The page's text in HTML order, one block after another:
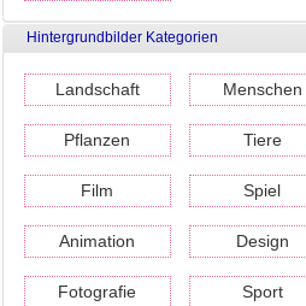
Hintergrundbilder Kategorien
Landschaft Menschen
Pflanzen Tiere
Film Spiel
Animation Design
Fotografie Sport